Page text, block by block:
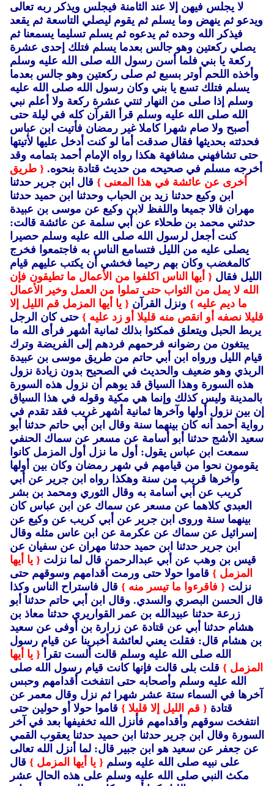
لا يجلس فيهن إلا عند الثامنة فيجلس ويذكر ربه تعالى
ويدعو ثم ينهض وما يسلم ثم يقوم ليصلي التاسعة ثم يقعد
فيذكر الله وحده ثم يدعوه ثم يسلم تسليما يسمعنا ثم
يصلي ركعتين وهو جالس بعدما يسلم فتلك إحدى عشرة
ركعة يا بني فلما أسن رسول الله صلى الله عليه وسلم
وأخذه اللحم أوتر بسبع ثم صلى ركعتين وهو جالس بعدما
يسلم فتلك تسع يا بني وكان رسول الله صلى الله عليه
وسلم إذا صلى من النهار ثنتي عشرة ركعة ولا أعلم نبي
الله صلى الله عليه وسلم قرأ القرآن كله في ليلة حتى
أصبح ولا صام شهرا كاملا غير رمضان فأتيت ابن عباس
فحدثته بحديثها فقال صدقت أما لو كنت أدخل عليها لأتيتها
حتى تشافهني مشافهة هكذا رواه الإمام أحمد بتمامه وقد
أخرجه مسلم في صحيحه من حديث قتادة بنحوه. { طريق
أخرى عن عائشة في هذا المعنى } قال ابن جرير حدثنا
ابن وكيع حدثنا زيد بن الحباب وحدثنا ابن حميد حدثنا
مهران قالا جميعا واللفظ لابن وكيع عن موسى بن عبيدة
حدثني محمد بن طحلاء عن أبي سلمة عن عائشة قالت:
كنت أجعل لرسول الله صلى الله عليه وسلم حصيرا
يصلى عليه من الليل فتسامع الناس به فاجتمعوا فخرج
كالمغضب وكان بهم رحيما فخشي أن يكتب عليهم قيام
الليل فقال { أيها الناس اكلفوا من الأعمال ما تطيقون فإن
الله لا يمل من الثواب حتى تملوا من العمل وخير الأعمال
ما ديم عليه } ونزل القرآن { يا أيها المزمل قم الليل إلا
قليلا نصفه أو انقص منه قليلا أو زد عليه } حتى كان الرجل
يربط الحبل ويتعلق فمكثوا بذلك ثمانية أشهر فرأى الله ما
يبتغون من رضوانه فرحمهم فردهم إلى الفريضة وترك
قيام الليل ورواه ابن أبي حاتم من طريق موسى بن عبيدة
الربذي وهو ضعيف والحديث في الصحيح بدون زيادة نزول
هذه السورة وهذا السياق قد يوهم أن نزول هذه السورة
بالمدينة وليس كذلك وإنما هي مكية وقوله في هذا السياق
إن بين نزول أولها وآخرها ثمانية أشهر غريب فقد تقدم في
رواية أحمد أنه كان بينهما سنة وقال ابن أبي حاتم حدثنا أبو
سعيد الأشج حدثنا أبو أسامة عن مسعر عن سماك الحنفي
سمعت ابن عباس يقول: أول ما نزل أول المزمل كانوا
يقومون نحوا من قيامهم في شهر رمضان وكان بين أولها
وآخرها قريب من سنة وهكذا رواه ابن جرير عن أبي
كريب عن أبي أسامة به وقال الثوري ومحمد بن بشر
العبدي كلاهما عن مسعر عن سماك عن ابن عباس كان
بينهما سنة وروى ابن جرير عن أبي كريب عن وكيع عن
إسرائيل عن سماك عن عكرمة عن ابن عاس مثله وقال
ابن جرير حدثنا ابن حميد حدثنا مهران عن سفيان عن
قيس بن وهب عن أبي عبدالرحمن قال لما نزلت { يا أيها
المزمل } قاموا حولا حتى ورمت أقدامهم وسوقهم حتى
نزلت { فاقرءوا ما تيسر منه } قال فاستراح الناس وكذا
قال الحسن البصري والسدي. وقال ابن أبي حاتم حدثنا أبو
زرعة حدثنا عبيدالله بن عمر القواريري حدثنا معاذ بن
هشام حدثنا أبي عن قتادة عن زرارة بن أوفى عن سعيد
بن هشام قال: فقلت يعني لعائشة أخبرينا عن قيام رسول
الله صلى الله عليه وسلم قالت ألست تقرأ { يا أيها
المزمل } قلت بلى قالت فإنها كانت قيام رسول الله صلى
الله عليه وسلم وأصحابه حتى انتفخت أقدامهم وحبس
آخرها في السماء ستة عشر شهرا ثم نزل وقال معمر عن
قتادة { قم الليل إلا قليلا } قاموا حولا أو حولين حتى
انتفخت سوقهم وأقدامهم فأنزل الله تخفيفها بعد في آخر
السورة وقال ابن جرير حدثنا ابن حميد حدثنا يعقوب القمي
عن جعفر عن سعيد هو ابن جبير قال: لما أنزل الله تعالى
على نبيه صلى الله عليه وسلم { يا أيها المزمل } قال
مكث النبي صلى الله عليه وسلم على هذه الحال عشر